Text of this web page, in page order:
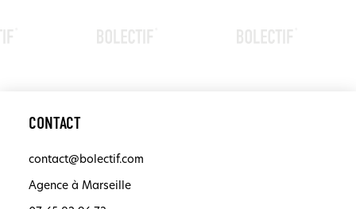
CONTACT
contact@bolectif.com
Agence à Marseille